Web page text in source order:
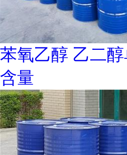
苯氧乙醇 乙二
含量